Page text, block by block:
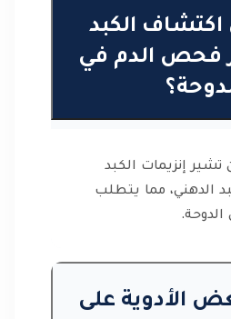
الكبد
فحص الدم في
إنزيمات الكبد
الدهني، مما يتطلب
الأدوية على